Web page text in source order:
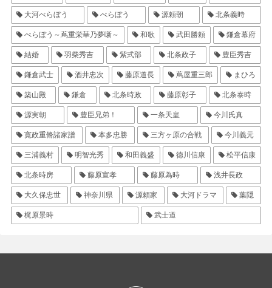
大河べらぼう べらぼう 源頼朝 北条義時
べらぼう～蔦重栄華乃夢噺～ 和歌 武田勝頼 鎌倉幕府
結婚 羽柴秀吉 紫式部 北条政子 豊臣秀吉
鎌倉武士 酒井忠次 藤原道長 蔦屋重三郎 まひろ
築山殿 鎌倉 北条時政 藤原彰子 北条泰時
源実朝 豊臣兄弟！ 一条天皇 今川氏真
寛政重脩諸家譜 本多忠勝 三方ヶ原の合戦 今川義元
三浦義村 明智光秀 和田義盛 徳川信康 松平信康
北条時房 藤原宣孝 藤原為時 浅井長政
大久保忠世 神奈川県 源頼家 大河ドラマ 葉隠
梶原景時 武士道